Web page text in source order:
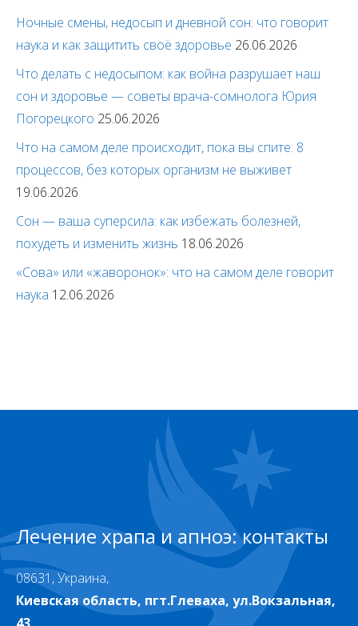
Ночные смены, недосып и дневной сон: что говорит
наука и как защитить своё здоровье 26.06.2026
Что делать с недосыпом: как война разрушает наш
сон и здоровье — советы врача-сомнолога Юрия
Погорецкого 25.06.2026
Что на самом деле происходит, пока вы спите: 8
процессов, без которых организм не выживет
19.06.2026
Сон — ваша суперсила: как избежать болезней,
похудеть и изменить жизнь 18.06.2026
«Сова» или «жаворонок»: что на самом деле говорит
наука 12.06.2026
Лечение храпа и апноэ: контакты
08631, Украина,
Киевская область, пгт.Глеваха, ул.Вокзальная,